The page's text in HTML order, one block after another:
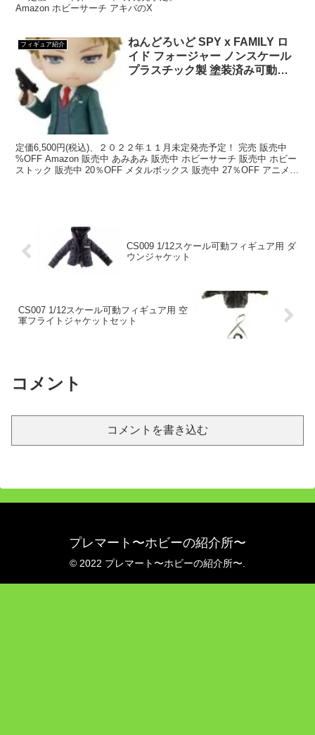
Amazon ホビーサーチ アキバのX
フィギュア紹介
ねんどろいど SPY x FAMILY ロ
イド フォージャー ノンスケール
プラスチック製 塗装済み可動フ
定価6,500円(税込)、２０２２年１１月未定発売予定！ 完売 販売中
%OFF Amazon 販売中 あみあみ 販売中 ホビーサーチ 販売中 ホビー
ストック 販売中 20％OFF メタルボックス 販売中 27％OFF アニメイ
CS009 1/12スケール可動フィギュア用 ダ
ウンジャケット
CS007 1/12スケール可動フィギュア用 空
軍フライトジャケットセット
コメント
コメントを書き込む
プレマート〜ホビーの紹介所〜
© 2022 プレマート〜ホビーの紹介所〜.